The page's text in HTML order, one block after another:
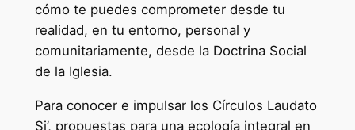
d
e
n
c
a
cómo te puedes comprometer desde tu
realidad, en tu entorno, personal y
comunitariamente, desde la Doctrina Social
de la Iglesia.
Para conocer e impulsar los Círculos Laudato
Si’, propuestas para una ecología integral en